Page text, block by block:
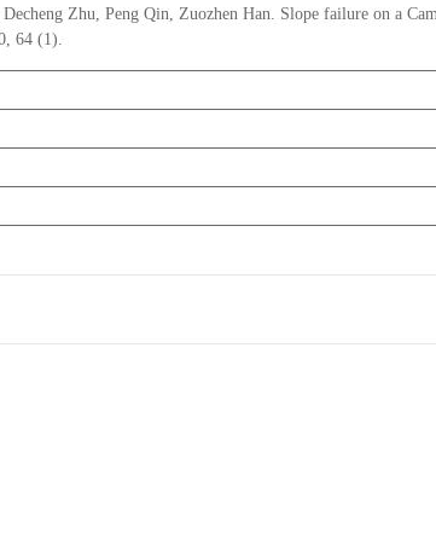
Zhu, Peng Qin, Zuozhen Han. Slope failure on a
64 (1).